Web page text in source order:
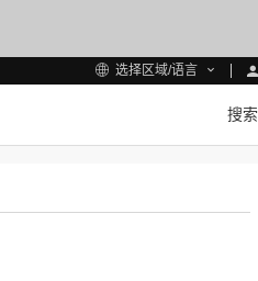
选择区域/语言
搜索